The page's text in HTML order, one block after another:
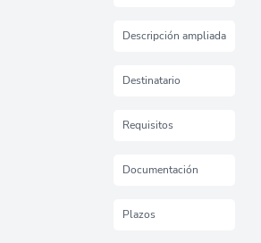
Descripción ampliada
Destinatario
Requisitos
Documentación
Plazos